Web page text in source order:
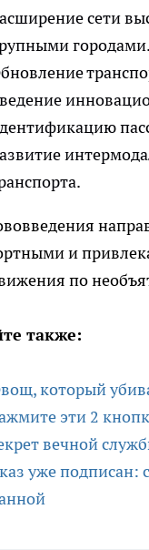
сети
городами.
и
по
также:
который
эти 2
вечной
уже подписан: